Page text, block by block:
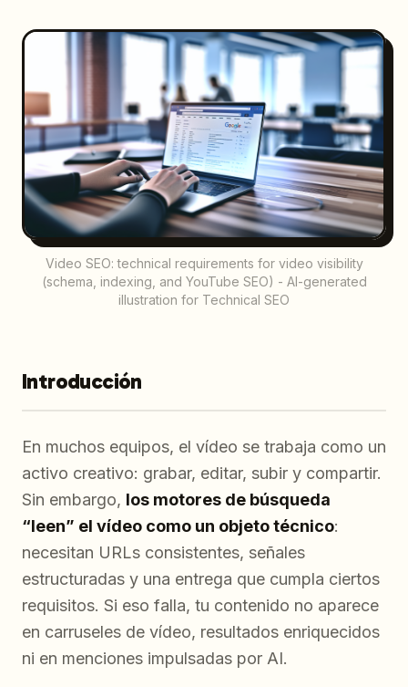
Video SEO: technical requirements for video visibility
(schema, indexing, and YouTube SEO) - AI-generated
illustration for Technical SEO
Introducción
En muchos equipos, el vídeo se trabaja como un
activo creativo: grabar, editar, subir y compartir.
Sin embargo, los motores de búsqueda
“leen” el vídeo como un objeto técnico:
necesitan URLs consistentes, señales
estructuradas y una entrega que cumpla ciertos
requisitos. Si eso falla, tu contenido no aparece
en carruseles de vídeo, resultados enriquecidos
ni en menciones impulsadas por AI.